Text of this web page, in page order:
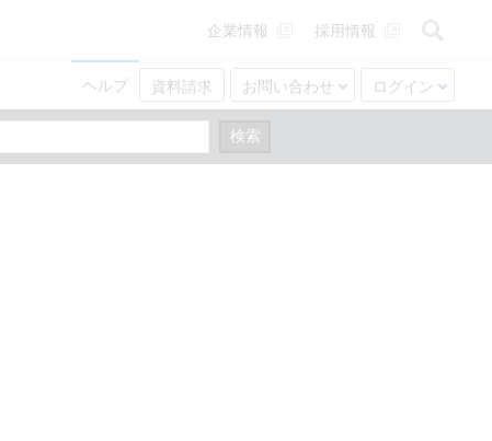
企業情報 採用情報
ヘルプ 資料請求 お問い合わせ ログイン